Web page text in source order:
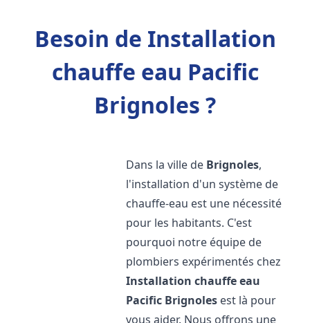
Besoin de Installation
chauffe eau Pacific
Brignoles ?
Dans la ville de Brignoles,
l'installation d'un système de
chauffe-eau est une nécessité
pour les habitants. C'est
pourquoi notre équipe de
plombiers expérimentés chez
Installation chauffe eau
Pacific Brignoles est là pour
vous aider. Nous offrons une